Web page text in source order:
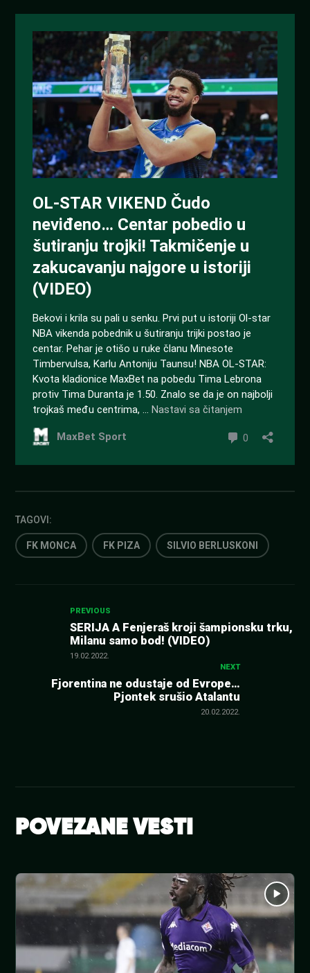
TAGOVI:
FK MONCA FK PIZA SILVIO BERLUSKONI
Kretanje
članka
PREVIOUS
SERIJA A Fenjeraš kroji šampionsku trku,
Milanu samo bod! (VIDEO)
19.02.2022.
NEXT
Fjorentina ne odustaje od Evrope…
Pjontek srušio Atalantu
20.02.2022.
POVEZANE VESTI